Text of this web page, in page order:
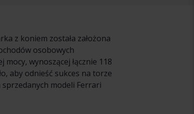
z koniem została założona
osobowych
wynoszącej łącznie 118
aby odnieść sukces na torze
modeli Ferrari